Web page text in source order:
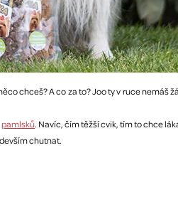
chceš? A co za to? Joo ty v ruce
pamlsků. Navíc, čím těžší cvik, tím to chce
chutnat.